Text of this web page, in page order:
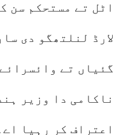
اٹل تے مستحکم سن
لارڈ لنلتھگو دی
گئیاں تے
ناکامی دا وزیر